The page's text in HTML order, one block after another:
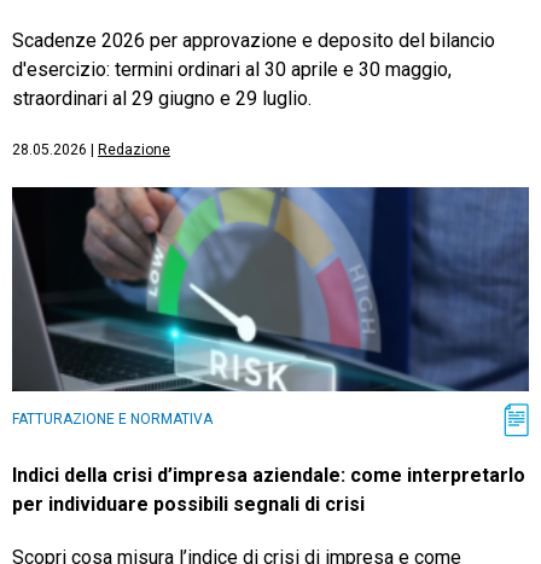
Scadenze 2026 per approvazione e deposito del bilancio
d'esercizio: termini ordinari al 30 aprile e 30 maggio,
straordinari al 29 giugno e 29 luglio.
28.05.2026 Redazione
FATTURAZIONE E NORMATIVA
Indici della crisi d’impresa aziendale: come interpretarlo
per individuare possibili segnali di crisi
Scopri cosa misura l’indice di crisi di impresa e come